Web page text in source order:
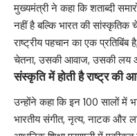
मुख्यमंत्री ने कहा कि शताब्दी
नहीं है बल्कि भारत की
राष्ट्रीय पहचान का एक प्रतिबिंब
चेतना, उसकी आवाज, उसकी लय
संस्कृति में होती है राष्ट्र की
उन्होंने कहा कि इन 100 सालों में
भारतीय संगीत, नृत्य, नाटक और